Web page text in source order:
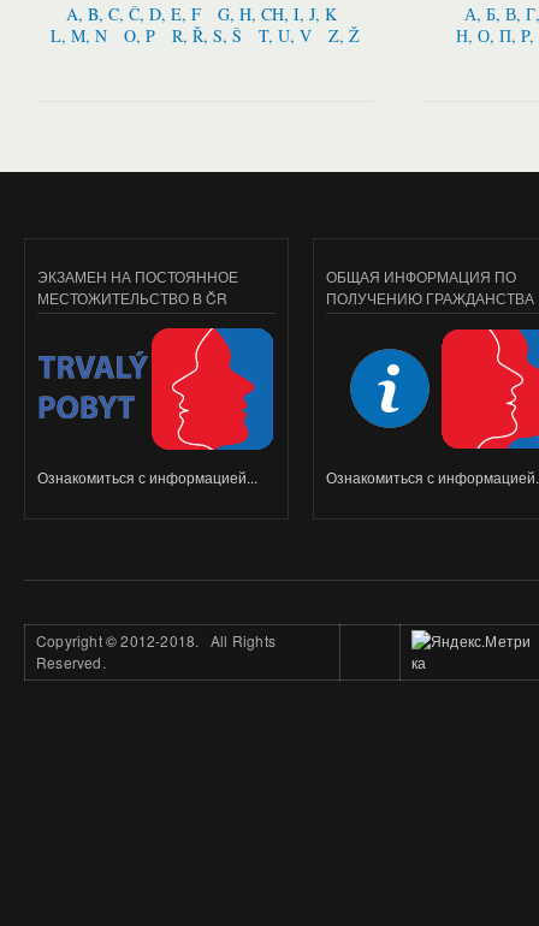
A, B, C, Č, D, E, F
G, H, CH, I, J, K
L, M, N
O, P R, Ř, S, Š T, U, V Z, Ž
А, Б, В,
Н, О, П,
ЭКЗАМЕН НА ПОСТОЯННОЕ
МЕСТОЖИТЕЛЬСТВО В ČR
Ознакомиться с информацией...
ОБЩАЯ ИНФОРМАЦИЯ ПО
ПОЛУЧЕНИЮ ГРАЖДАНСТВА
Ознакомиться с
Copyright©2012-2018. All Rights
Reserved.